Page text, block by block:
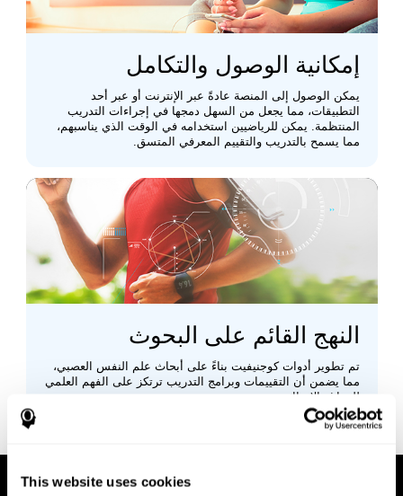
This website uses cookies
إمكانية الوصول والتكامل
يمكن الوصول إلى المنصة عادةً عبر الإنترنت أو عبر أحد
التطبيقات، مما يجعل من السهل دمجها في إجراءات التدريب
المنتظمة. يمكن للرياضيين استخدامه في الوقت الذي يناسبهم،
مما يسمح بالتدريب والتقييم المعرفي المتسق.
النهج القائم على البحوث
تم تطوير أدوات كوجنيفيت بناءً على أبحاث علم النفس العصبي،
مما يضمن أن التقييمات وبرامج التدريب ترتكز على الفهم العلمي
للدماغ والإدراك.